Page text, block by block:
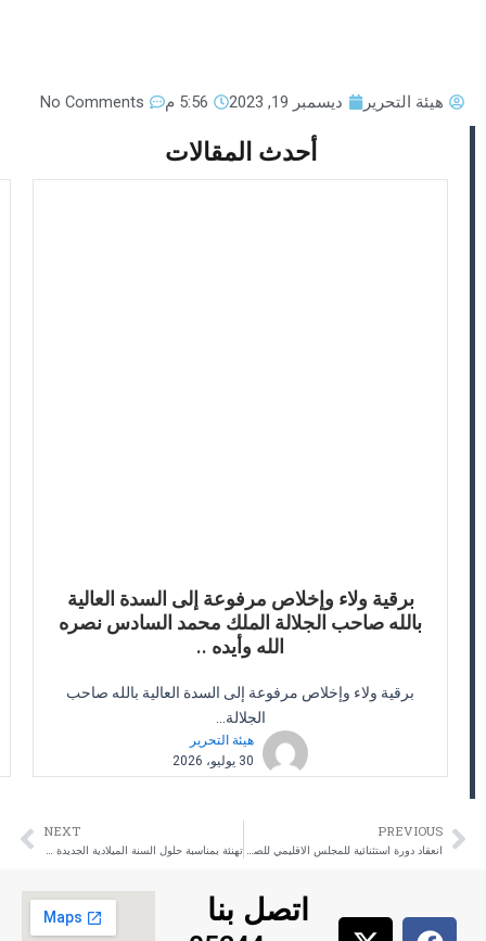
هيئة التحرير ديسمبر 19, 2023 5:56 م No Comments
أحدث المقالات
برقية ولاء وإخلاص مرفوعة إلى السدة العالية
بالله صاحب الجلالة الملك محمد السادس نصره
الله وأيده ..
برقية ولاء وإخلاص مرفوعة إلى السدة العالية بالله صاحب
الجلالة...
هيئة التحرير
30 يوليو، 2026
Prev
PREVIOUS
انعقاد دورة استثنائية للمجلس الاقليمي للصويرة .. يومه الجمعة 08 دجنبر 2023 بمقر عمالة اقليم الصويرة
NEXT
تهنئة بمناسبة حلول السنة الميلادية الجديدة 2024 …
F
X
Y
I
اتصل بنا